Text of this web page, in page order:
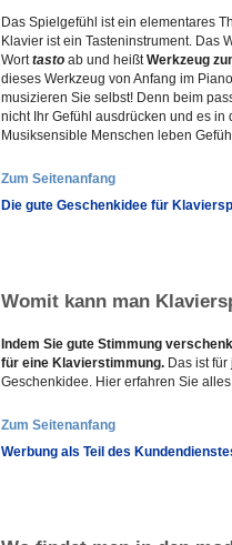
Das Spielgefühl ist ein elementares
Klavier ist ein Tasteninstrument. Das
Worttasto ab und heißtWerkzeug
dieses Werkzeug von Anfang im
musizieren Sie selbst! Denn beim
nicht Ihr Gefühl ausdrücken und es
Musiksensible Menschen leben
Zum Seitenanfang
Die gute Geschenkidee für
Womit kann man
Indem Sie gute Stimmung
für eine Klavierstimmung. Das ist
Geschenkidee. Hier erfahren Sie
Zum Seitenanfang
Werbung als Teil des